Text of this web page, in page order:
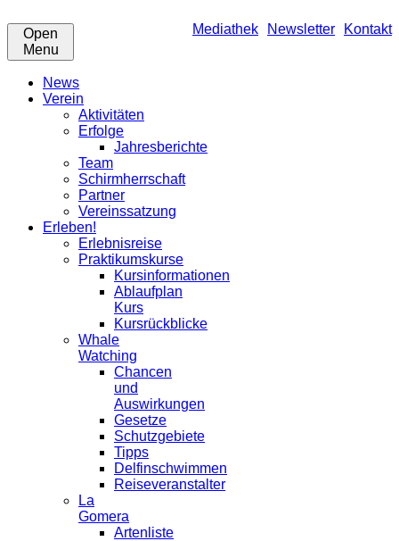
Mediathek Newsletter Kontakt
Open
Menu
News
Verein
Aktivitäten
Erfolge
Jahresberichte
Team
Schirmherrschaft
Partner
Vereinssatzung
Erleben!
Erlebnisreise
Praktikumskurse
Kursinformationen
Ablaufplan
Kurs
Kursrückblicke
Whale
Watching
Chancen
und
Auswirkungen
Gesetze
Schutzgebiete
Tipps
Delfinschwimmen
Reiseveranstalter
La
Gomera
Artenliste